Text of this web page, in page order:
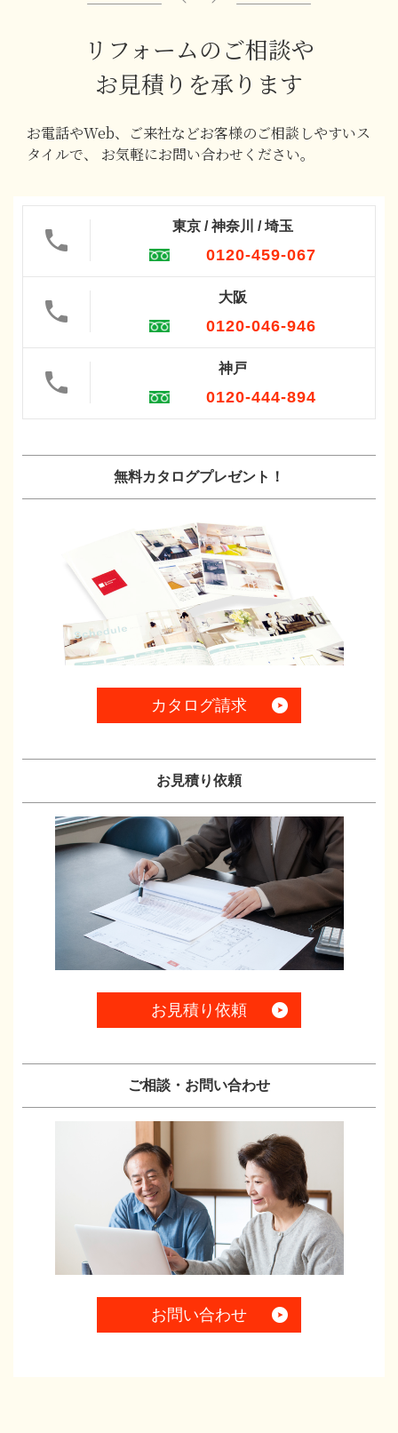
リフォームのご相談や
お見積りを承ります
お電話やWeb、ご来社などお客様のご相談しやすいス
タイルで、
お気軽にお問い合わせください。
東京 / 神奈川 / 埼玉
0120-459-067
大阪
0120-046-946
神戸
0120-444-894
無料カタログプレゼント！
カタログ請求
お見積り依頼
お見積り依頼
ご相談・お問い合わせ
お問い合わせ